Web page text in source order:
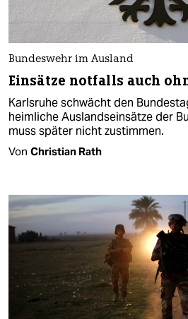
Bundeswehr im Ausland
Einsätze notfalls auch
Karlsruhe schwächt den
heimliche Auslandseinsätze der
muss später nicht zustimmen.
Von Christian Rath